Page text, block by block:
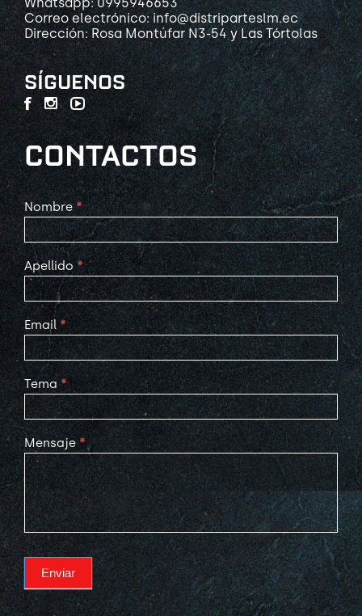
Correo electrónico: info@distriparteslm.ec
Dirección: Rosa Montúfar N3-54 y Las Tórtolas
SÍGUENOS
CONTACTOS
Contact
Us
Nombre *
Apellido *
Email *
Tema *
Mensaje *
Enviar